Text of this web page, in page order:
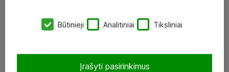
eShop@atea.lt
Būtinieji Analitiniai Tiksliniai
Įrašyti pasirinkimus